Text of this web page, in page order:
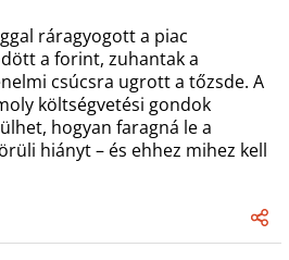
ráragyogott a piac
a forint, zuhantak a
csúcsra ugrott a tőzsde. A
költségvetési gondok
hogyan faragná le a
hiányt – és ehhez mihez kell